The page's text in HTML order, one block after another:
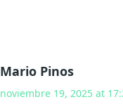
Mario Pinos
noviembre 19, 2025 at